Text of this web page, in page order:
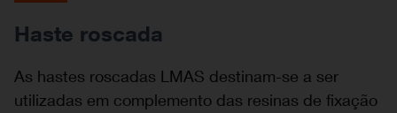
Haste roscada
As hastes roscadas LMAS destinam-se a ser
utilizadas em complemento das resinas de fixação